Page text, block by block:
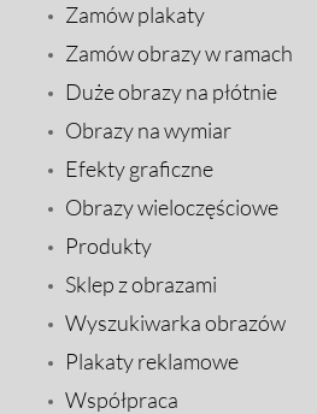
Zamów plakaty
Zamów obrazy w ramach
Duże obrazy na płótnie
Obrazy na wymiar
Efekty graficzne
Obrazy wieloczęściowe
Produkty
Sklep z obrazami
Wyszukiwarka obrazów
Plakaty reklamowe
Współpraca